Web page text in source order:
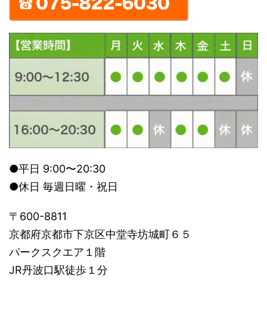
●平日 9:00〜20:30
●休日 毎週日曜・祝日
〒600-8811
京都府京都市下京区中堂寺坊城町６５
パークスクエア１階
JR丹波口駅徒歩１分